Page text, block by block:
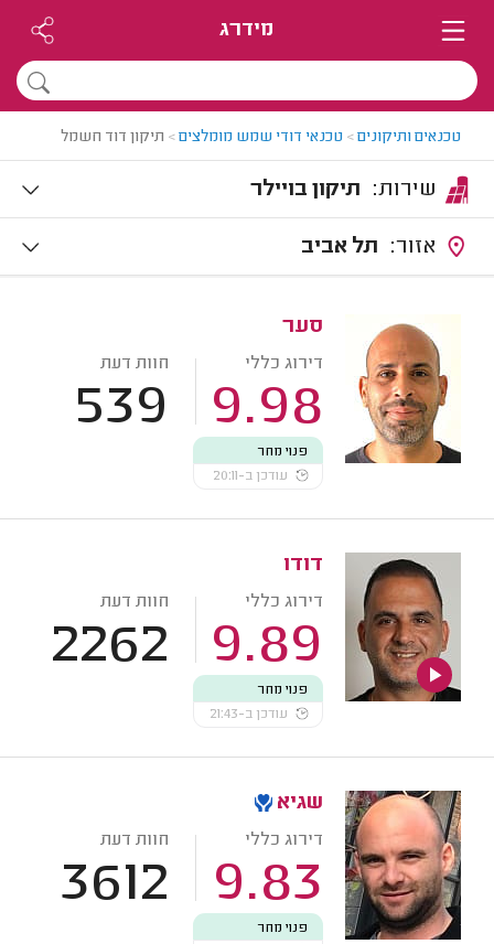
מידרג
טכנאים ותיקונים> טכנאי דודי שמש מומלצים> תיקון דוד חשמל
תיקון בויילר
תל אביב
סער
דירוג כללי
9.98
חוות דעת
539
פנוי מחר
עודכן ב-20:11
דודו
דירוג כללי
9.89
חוות דעת
2262
פנוי מחר
עודכן ב-21:43
שגיא
דירוג כללי
9.83
חוות דעת
3612
פנוי מחר